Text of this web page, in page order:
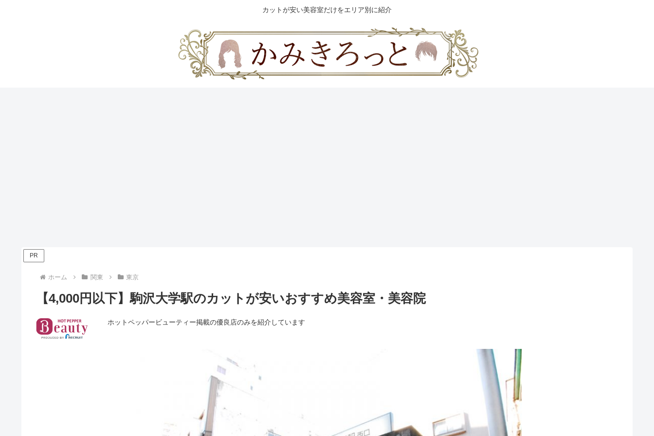
カットが安い美容室だけをエリア別に紹介
PR
ホーム 関東 東京
【4,000円以下】駒沢大学駅のカットが安いおすすめ美容室・美容院
ホットペッパービューティー掲載の優良店のみを紹介しています